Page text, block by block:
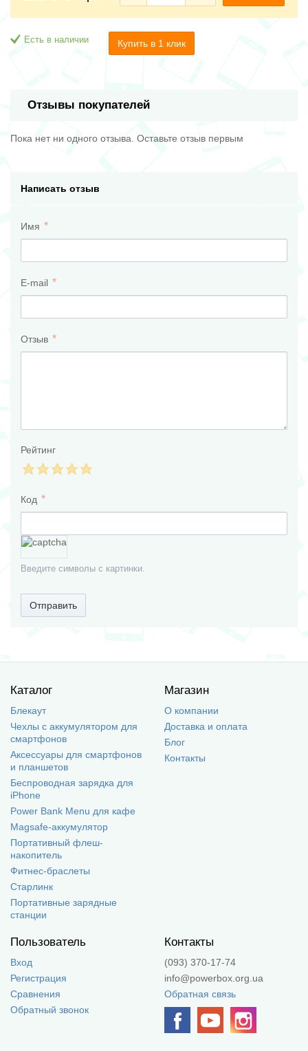
Есть в наличии Купить в 1 клик
Отзывы покупателей
Пока нет ни одного отзыва. Оставьте отзыв первым
Написать отзыв
Имя
E-mail
Отзыв
Рейтинг
Код
Введите символы с картинки.
Отправить
Каталог
Блекаут
Чехлы с аккумулятором для
смартфонов
Аксессуары для смартфонов
и планшетов
Беспроводная зарядка для
iPhone
Power Bank Menu для кафе
Magsafe-аккумулятор
Портативный флеш-
накопитель
Фитнес-браслеты
Старлинк
Портативные зарядные
станции
Магазин
О компании
Доставка и оплата
Блог
Контакты
Пользователь
Вход
Регистрация
Сравнения
Обратный звонок
Контакты
(093) 370-17-74
info@powerbox.org.ua
Обратная связь